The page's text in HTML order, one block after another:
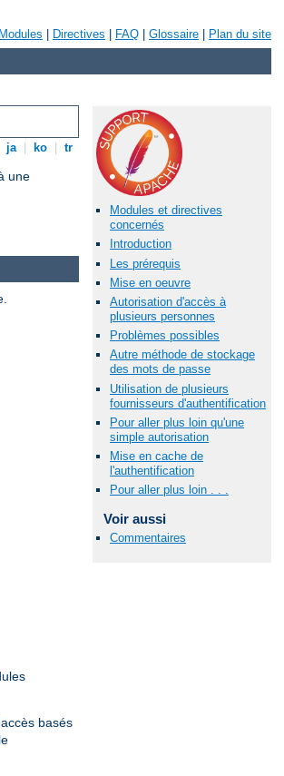
Modules Directives FAQ Glossaire Plan du site
ja ko tr
une
Modules et directives
concernés
Introduction
Les prérequis
Mise en oeuvre
Autorisation d'accès à
plusieurs personnes
Problèmes possibles
Autre méthode de stockage
des mots de passe
Utilisation de plusieurs
fournisseurs d'authentification
Pour aller plus loin qu'une
simple autorisation
Mise en cache de
l'authentification
Pour aller plus loin . . .
Voir aussi
Commentaires
basés